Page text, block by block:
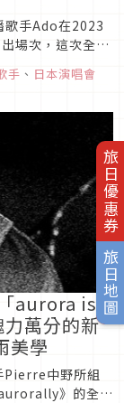
旅日優惠券
旅日地圖
歌手Ado在2023
場次，這次全球
手 、 日本演唱會
aurora is
萬分的新
美學
Pierre中野所組
》的全國